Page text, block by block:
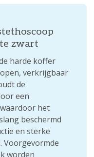
zwart
harde koffer
verkrijgbaar
de
een
het
beschermd
en sterke
Voorgevormde
worden